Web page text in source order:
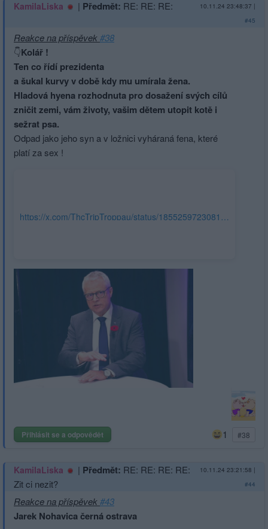
KamilaLiska | Předmět: RE: RE: RE: 10.11.24 23:48:37 |
#45
Reakce na příspěvek#38
👇Kolář !
Ten co řídí prezidenta
a šukal kurvy v době kdy mu umírala žena.
Hladová hyena rozhodnuta pro dosažení svých cílů
zničit zemi, vám životy, vašim dětem utopit kotě i
sežrat psa.
Odpad jako jeho syn a v ložnici vyháraná fena, které
platí za sex !
https://x.com/ThcTripTroppau/status/1855259723081118146
Přihlásit se a odpovědět 1 #38
KamilaLiska | Předmět: RE: RE: RE: RE:
Zit ci nezit?
10.11.24 23:21:58 |
#44
Reakce na příspěvek#43
Jarek Nohavica černá ostrava